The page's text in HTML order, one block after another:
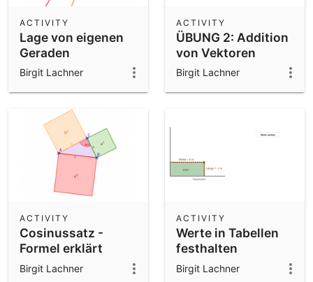
Lage von eigenen
Geraden
zueinander prüfen
ACTIVITY
Birgit Lachner
ÜBUNG 2: Addition
von Vektoren
zeichnerisch (mit
neg. Vektoren)
ACTIVITY
Birgit Lachner
Cosinussatz -
Formel erklärt
ACTIVITY
Birgit Lachner
Werte in Tabellen
festhalten
ACTIVITY
Birgit Lachner